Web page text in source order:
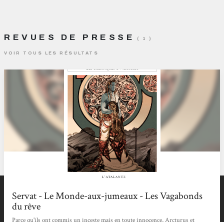
REVUES DE PRESSE ( 1 )
VOIR TOUS LES RÉSULTATS
Servat - Le Monde-aux-jumeaux - Les Vagabonds
du rêve
Parce qu'ils ont commis un inceste mais en toute innocence, Arcturus et